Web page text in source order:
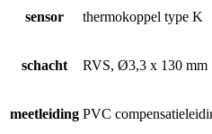
sensor thermokoppel type K
schacht RVS, Ø3,3 x 130 mm
meetleiding PVC